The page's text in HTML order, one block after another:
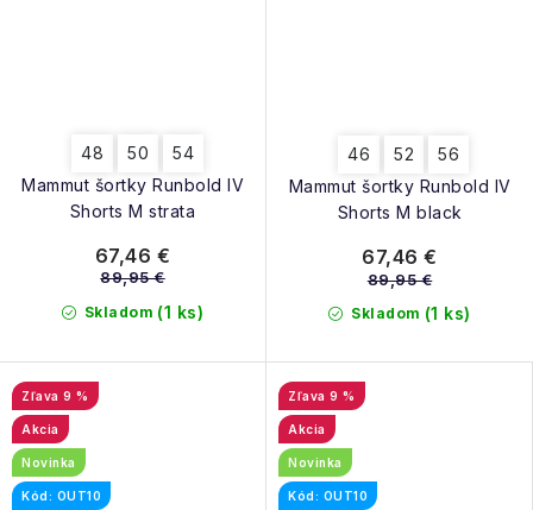
Mammut šortky Runbold IV
Shorts M strata
48 50 54
Skladom (1 ks)
67,46 €
89,95 €
Mammut šortky Runbold IV
Shorts M black
46 52 56
Skladom (1 ks)
67,46 €
89,95 €
9 %
Akcia
Novinka
Kód: OUT10
9 %
Akcia
Novinka
Kód: OUT10